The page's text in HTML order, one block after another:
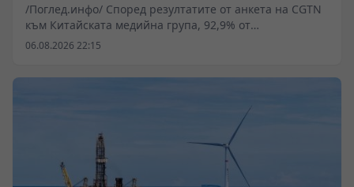
/Поглед.инфо/ Според резултатите от анкета на CGTN
към Китайската медийна група, 92,9% от
анкетираните смятат, че популярността на темата
06.08.2026 22:15